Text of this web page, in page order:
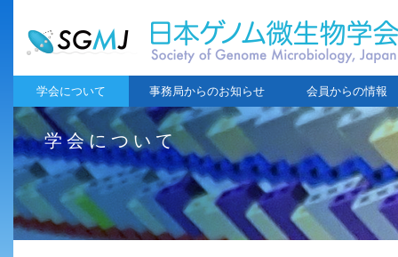
学会について 事務局からのお知らせ 会員からの情報
学会について